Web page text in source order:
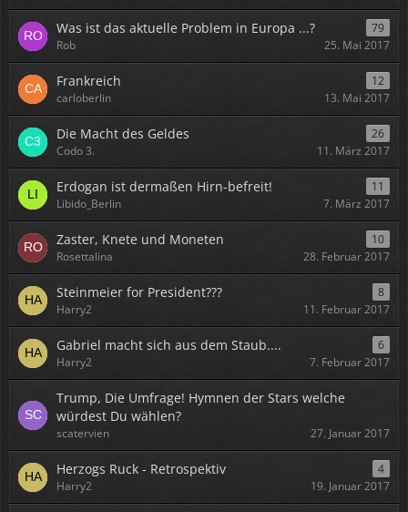
Was ist das aktuelle Problem in Europa ...?
79
Rob
25. Mai 2017
Frankreich
12
carloberlin
13. Mai 2017
Die Macht des Geldes
26
Codo 3.
11. März 2017
Erdogan ist dermaßen Hirn-befreit!
11
Libido_Berlin
7. März 2017
Zaster, Knete und Moneten
10
Rosettalina
28. Februar 2017
Steinmeier for President???
8
Harry2
11. Februar 2017
Gabriel macht sich aus dem Staub....
6
Harry2
7. Februar 2017
Trump, Die Umfrage! Hymnen der Stars welche
würdest Du wählen?
scatervien 27. Januar 2017
Herzogs Ruck - Retrospektiv
4
Harry2
19. Januar 2017